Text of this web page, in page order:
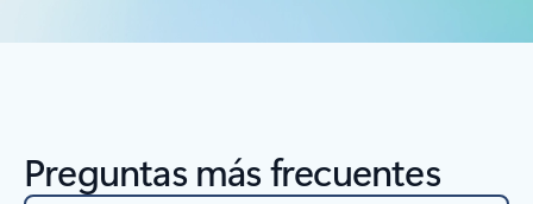
Preguntas más frecuentes